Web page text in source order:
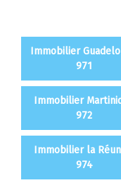
Immobilier
971
Immobilier
972
Immobilier la
974